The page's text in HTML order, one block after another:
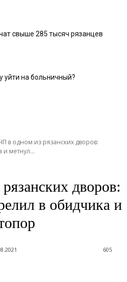
свыше 285 тысяч рязанцев
уйти на больничный?